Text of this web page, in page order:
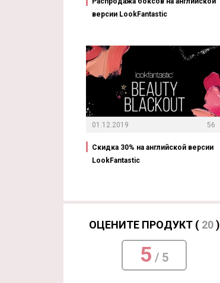
версии LookFantastic
01.12.2019 56
Скидка 30% на английской версии
LookFantastic
ОЦЕНИТЕ ПРОДУКТ ( 20)
5 / 5